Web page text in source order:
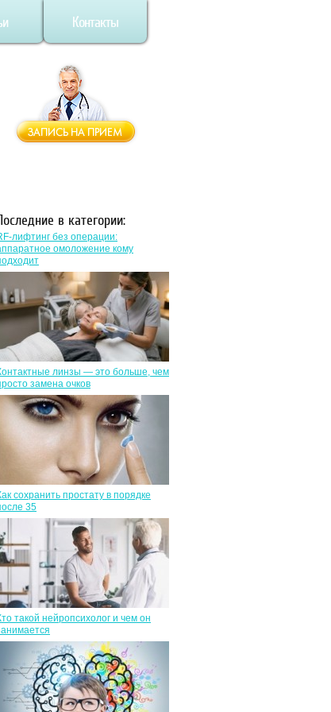
Контакты
в категории:
лифтинг без операции:
омоложение кому
линзы — это больше, чем
замена очков
сохранить простату в порядке
35
такой нейропсихолог и чем он